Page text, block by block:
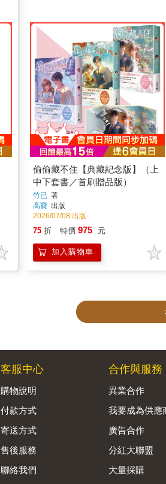
偷偷藏不住【典藏紀念版】（上
中下套書／首刷贈品版）
竹已著
高寶出版
2026/07/08 出版
75 折 特價 975 元
加入購物車
客服中心
購物說明
聯絡我們
網站公告
合作與服務
異業合作
大量採購
福利平台
B2B供應鏈平台
Admin